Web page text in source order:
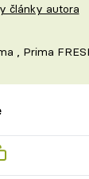
články autora
, Prima